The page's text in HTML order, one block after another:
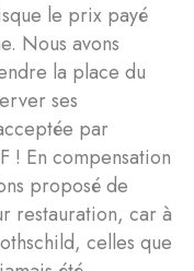
le prix payé
Nous avons
la place du
ses
par
! En compensation
proposé de
restauration, car à
celles que